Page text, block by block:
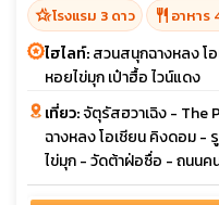
hotel_classโรงแรม 3 ดาว restaurant อาหาร
ไฮไลท์:สวนสนุกฉางหลง โ
หอยไข่มุก เป๋าฮื้อ ไวน์แดง
เที่ยว:จัตุรัสฮวาเฉิง - The
ฉางหลง โอเชียน คิงดอม -
ไข่มุก - วัดต้าฝ่อซื่อ - ถนนค